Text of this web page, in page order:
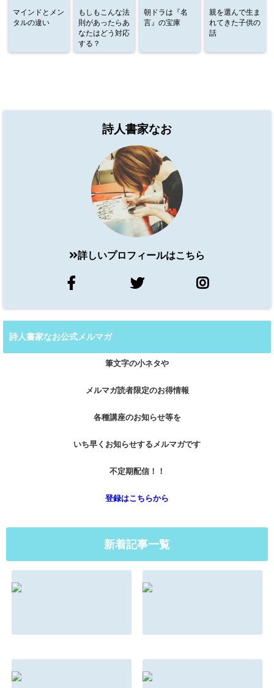
マインドとメン
タルの違い
もしもこんな法
則があったらあ
なたはどう対応
する？
朝ドラは『名
言』の宝庫
親を選んで生ま
れてきた子供の
話
詩人書家なお
詳しいプロフィールはこちら
詩人書家なお公式メルマガ
筆文字の小ネタや
メルマガ読者限定のお得情報
各種講座のお知らせ等を
いち早くお知らせするメルマガです
不定期配信！！
登録はこちらから
新着記事一覧
はどう対応する？
2022.08.31